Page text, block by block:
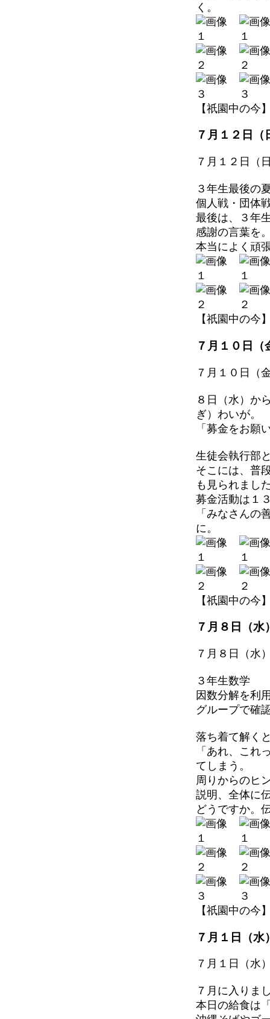
く。
【祇園中の今
７月１２日
７月１２日（
３年生最後の
個人戦・団体
最後は、３年
感謝の言葉を
本当によく頑
【祇園中の今
７月１０日
７月１０日（
８日（水）か
ぎ）わいが。
「募金をお願
生徒会執行部
そこには、普
も見られまし
募金活動は１
「みなさんの
に。
【祇園中の今
７月８日（
７月８日（水
３年生数学
因数分解を利
グループで確
落ち着て解く
「あれ、これ
てしまう。
周りからのヒ
説明、全体に
どうですか。
【祇園中の今
７月１日（
７月１日（水
７月に入りま
本日の給食は